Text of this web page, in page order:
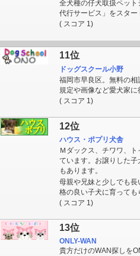
全犬種の仔犬取扱ペッ
代行サービス」をスター
( スコア 1)
11位
ドッグスクール小野
福岡市早良区。無料の
規定や画像など愛犬家に
( スコア 1)
12位
ハウス・ポプリ犬舎
Ｍダックス、チワワ、
ています。お譲りした
もあります。
母親や兄妹と少しでも
格の良い子犬に育っても
( スコア 1)
13位
ONLY-WAN
貴方だけのWAN探しを